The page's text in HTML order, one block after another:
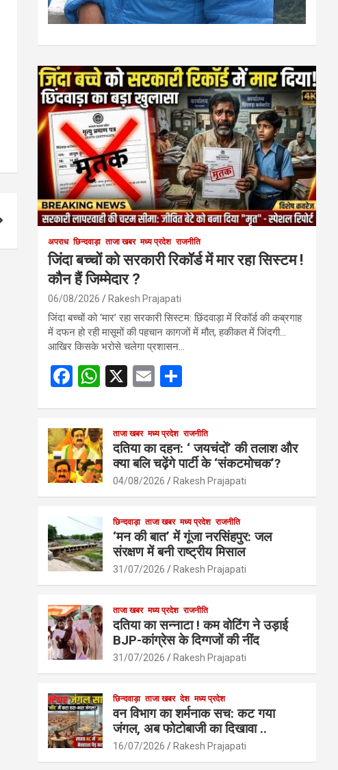
अपराध छिन्दवाड़ा ताजा खबर मध्य प्रदेश राजनीति
जिंदा बच्चों को सरकारी रिकॉर्ड में मार रहा सिस्टम !
कौन हैं जिम्मेदार ?
06/08/2026 Rakesh Prajapati
जिंदा बच्चों को ‘मार’ रहा सरकारी सिस्टम: छिंदवाड़ा में रिकॉर्ड की कब्रगाह
में दफन हो रही मासूमों की पहचान कागजों में मौत, हकीकत में जिंदगी…
आखिर किसके भरोसे चलेगा प्रशासन…
F
b
o
o
W
s
A
p
X
E
e
ताजा खबर मध्य प्रदेश राजनीति
दतिया का दहन: ‘ जयचंदों’ की तलाश और
क्या बलि चढ़ेंगे पार्टी के ‘संकटमोचक’?
04/08/2026 Rakesh Prajapati
छिन्दवाड़ा ताजा खबर मध्य प्रदेश राजनीति
‘मन की बात’ में गूंजा नरसिंहपुर: जल
संरक्षण में बनी राष्ट्रीय मिसाल
31/07/2026 Rakesh Prajapati
ताजा खबर मध्य प्रदेश राजनीति
दतिया का सन्नाटा ! कम वोटिंग ने उड़ाई
BJP-कांग्रेस के दिग्गजों की नींद
31/07/2026 Rakesh Prajapati
छिन्दवाड़ा ताजा खबर देश मध्य प्रदेश
वन विभाग का शर्मनाक सच: कट गया
जंगल, अब फोटोबाजी का दिखावा ..
16/07/2026 Rakesh Prajapati